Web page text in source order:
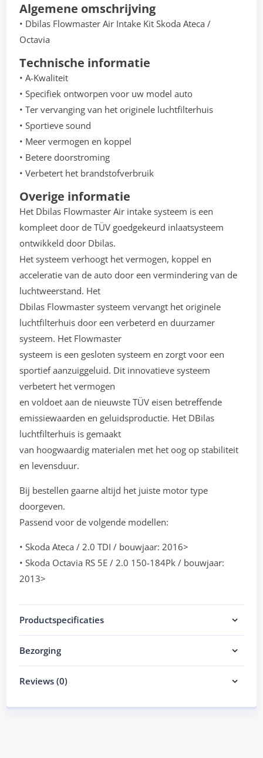
Algemene omschrijving
• Dbilas Flowmaster Air Intake Kit Skoda Ateca /
Octavia
Technische informatie
• A-Kwaliteit
• Specifiek ontworpen voor uw model auto
• Ter vervanging van het originele luchtfilterhuis
• Sportieve sound
• Meer vermogen en koppel
• Betere doorstroming
• Verbetert het brandstofverbruik
Overige informatie
Het Dbilas Flowmaster Air intake systeem is een
kompleet door de TÜV goedgekeurd inlaatsysteem
ontwikkeld door Dbilas.
Het systeem verhoogt het vermogen, koppel en
acceleratie van de auto door een vermindering van de
luchtweerstand. Het
Dbilas Flowmaster systeem vervangt het originele
luchtfilterhuis door een verbeterd en duurzamer
systeem. Het Flowmaster
systeem is een gesloten systeem en zorgt voor een
sportief aanzuiggeluid. Dit innovatieve systeem
verbetert het vermogen
en voldoet aan de nieuwste TÜV eisen betreffende
emissiewaarden en geluidsproductie. Het DBilas
luchtfilterhuis is gemaakt
van hoogwaardig materialen met het oog op stabiliteit
en levensduur.
Bij bestellen gaarne altijd het juiste motor type
doorgeven.
Passend voor de volgende modellen:
• Skoda Ateca / 2.0 TDI / bouwjaar: 2016>
• Skoda Octavia RS 5E / 2.0 150-184Pk / bouwjaar:
2013>
Productspecificaties
Bezorging
Reviews (0)